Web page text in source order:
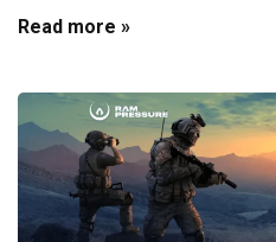
Read more »